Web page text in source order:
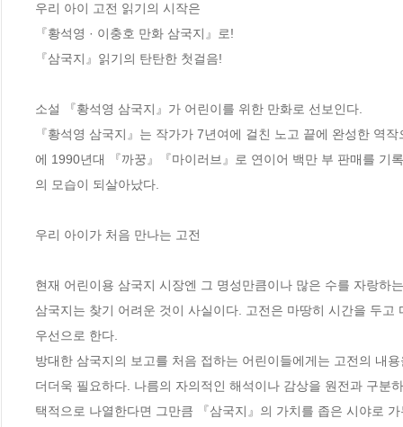
우리 아이 고전 읽기의 시작은
『황석영 · 이충호 만화 삼국지』로!
『삼국지』읽기의 탄탄한 첫걸음!
소설 『황석영 삼국지』가 어린이를 위한 만화로 선보인다.
『황석영 삼국지』는 작가가 7년여에 걸친 노고 끝에 완성한 역
에 1990년대 『까꿍』『마이러브』로 연이어 백만 부 판매를 기
의 모습이 되살아났다.
우리 아이가 처음 만나는 고전
현재 어린이용 삼국지 시장엔 그 명성만큼이나 많은 수를 자랑하
삼국지는 찾기 어려운 것이 사실이다. 고전은 마땅히 시간을 두
우선으로 한다.
방대한 삼국지의 보고를 처음 접하는 어린이들에게는 고전의 내
더더욱 필요하다. 나름의 자의적인 해석이나 감상을 원전과 구분
택적으로 나열한다면 그만큼 『삼국지』의 가치를 좁은 시야로